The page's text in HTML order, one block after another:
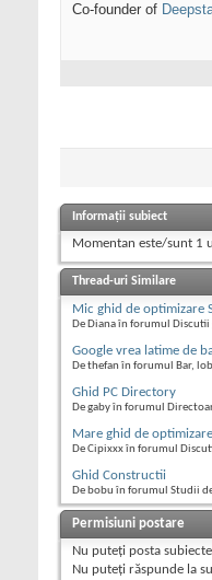
Co-founder of
Informații subiect
Momentan este/sunt 1
Thread-uri Similare
Mic ghid de optimizare
De Diana în forumul
Google vrea latime de
De thefan în forumul Bar,
Ghid PC Directory
De gaby în forumul
Mare ghid de
De Cipixxx în forumul
Ghid Constructii
De bobu în forumul Studii
Permisiuni postare
Nu puteţi posta
Nu puteţi răspunde la